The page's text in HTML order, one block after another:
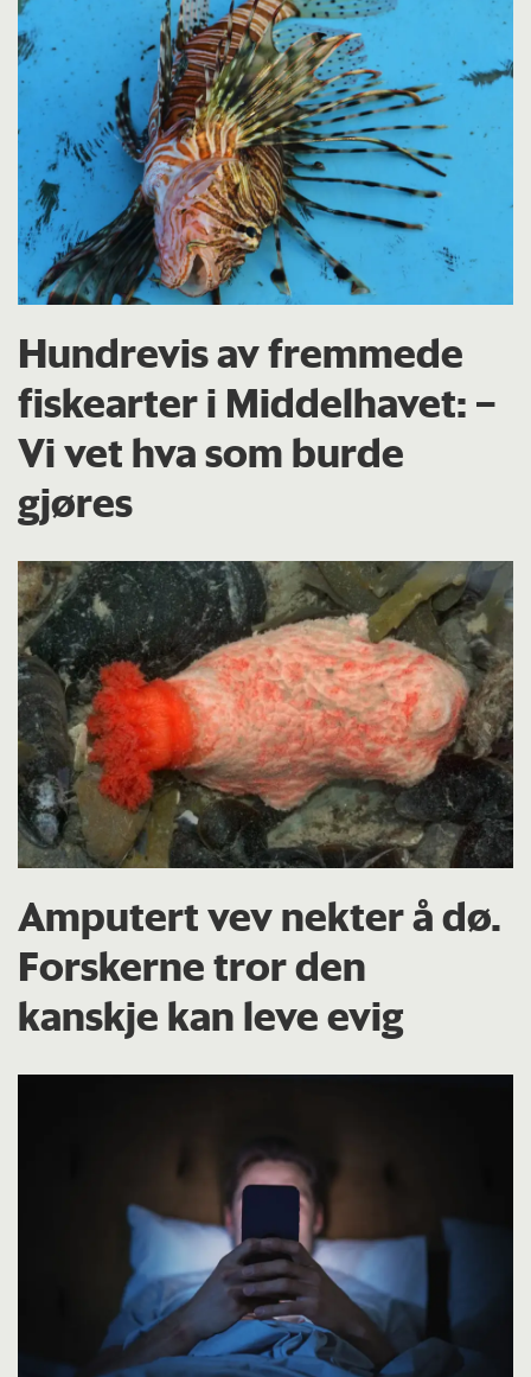
Hundrevis av fremmede
fiskearter i Middelhavet: –
Vi vet hva som burde
gjøres
Amputert vev nekter å dø.
Forskerne tror den
kanskje kan leve evig